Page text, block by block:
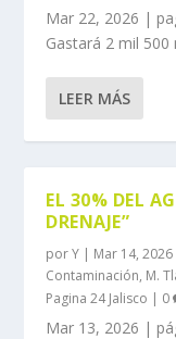
Mar 22, 2026 |
Gastará 2 mil
LEER MÁS
EL 30% DEL
DRENAJE”
porY | Mar 14, 2026
Contaminación, M.
Pagina 24 Jalisco | 0
Mar 13, 2026 |